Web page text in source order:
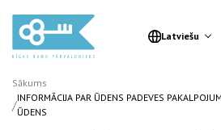
Latviešu
Sākums
/INFORMĀCIJA PAR ŪDENS PADEVES
ŪDENS